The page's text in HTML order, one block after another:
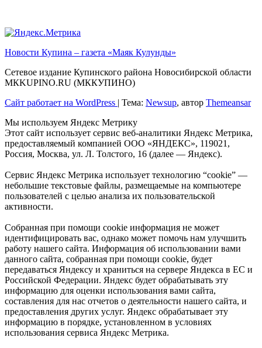
Новости Купина – газета «Маяк Кулунды»
Сетевое издание Купинского района Новосибирской области
МКKUPINO.RU (МККУПИНО)
Сайт работает на WordPress
Тема: Newsup, автор Themeansar
Мы используем Яндекс Метрику
Этот сайт использует сервис веб-аналитики Яндекс Метрика,
предоставляемый компанией ООО «ЯНДЕКС», 119021,
Россия, Москва, ул. Л. Толстого, 16 (далее — Яндекс).
Сервис Яндекс Метрика использует технологию “cookie” —
небольшие текстовые файлы, размещаемые на компьютере
пользователей с целью анализа их пользовательской
активности.
Собранная при помощи cookie информация не может
идентифицировать вас, однако может помочь нам улучшить
работу нашего сайта. Информация об использовании вами
данного сайта, собранная при помощи cookie, будет
передаваться Яндексу и храниться на сервере Яндекса в ЕС и
Российской Федерации. Яндекс будет обрабатывать эту
информацию для оценки использования вами сайта,
составления для нас отчетов о деятельности нашего сайта, и
предоставления других услуг. Яндекс обрабатывает эту
информацию в порядке, установленном в условиях
использования сервиса Яндекс Метрика.